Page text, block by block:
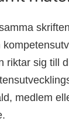
riktar sig till
medlem